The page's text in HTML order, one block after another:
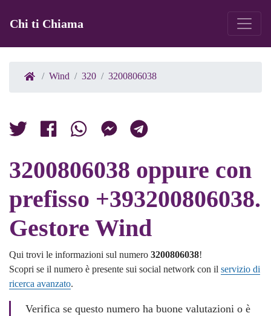
Chi ti Chiama
Wind 320 3200806038
3200806038 oppure con
prefisso +393200806038.
Gestore Wind
Qui trovi le informazioni sul numero 3200806038!
Scopri se il numero è presente sui social network con il servizio di
ricerca avanzato.
Verifica se questo numero ha buone valutazioni o è